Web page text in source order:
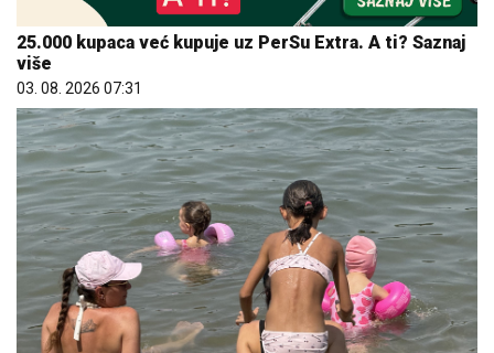
25.000 kupaca već kupuje uz PerSu Extra. A ti? Saznaj
više
03. 08. 2026 07:31